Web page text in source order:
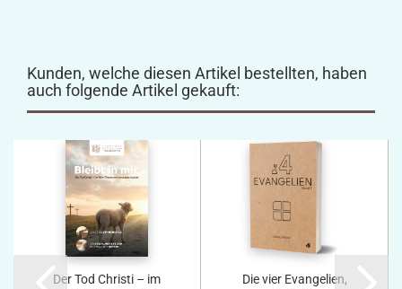
Kunden, welche diesen Artikel bestellten, haben
auch folgende Artikel gekauft:
Der Tod Christi – im
Die vier Evangelien,